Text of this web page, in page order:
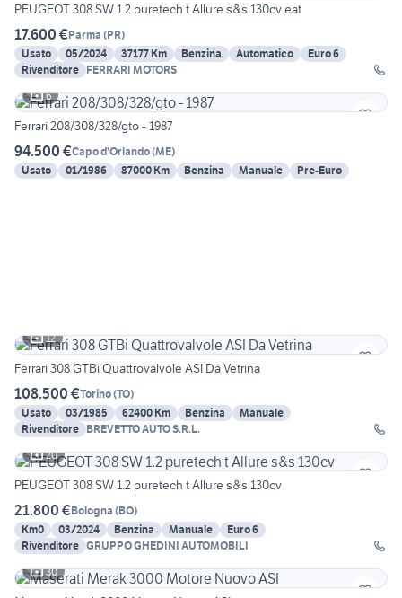
PEUGEOT 308 SW 1.2 puretech t Allure s&s 130cv eat
17.600 €Parma (PR)
Usato
05/2024 37177 Km Benzina Automatico
Euro 6
Rivenditore FERRARI MOTORS
6
Ferrari 208/308/328/gto - 1987
94.500 €Capo d'Orlando(ME)
Usato
01/1986 87000 Km Benzina Manuale Pre-Euro
12
Ferrari 308 GTBi Quattrovalvole ASI Da Vetrina
108.500 €Torino(TO)
Usato
03/1985 62400 Km Benzina
Manuale
Rivenditore BREVETTO AUTO S.R.L.
20
PEUGEOT 308 SW 1.2 puretech t Allure s&s 130cv
21.800 €Bologna (BO)
Km0
03/2024 Benzina Manuale
Euro 6
Rivenditore GRUPPO GHEDINI AUTOMOBILI
30